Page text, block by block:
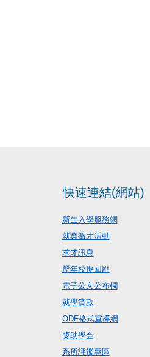
快速連結(網站)
新生入學服務網
就業徵才活動
求才訊息
歷年校慶回顧
電子公文公布欄
就學貸款
ODF格式宣導網
獎助學金
系所評鑑專區